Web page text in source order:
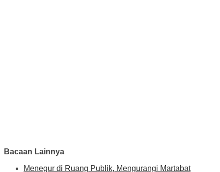
Bacaan Lainnya
Menegur di Ruang Publik, Mengurangi Martabat